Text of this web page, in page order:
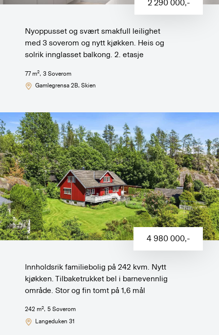
2 290 000,-
Nyoppusset og svært smakfull leilighet
med 3 soverom og nytt kjøkken. Heis og
solrik innglasset balkong. 2. etasje
77 m2, 3Soverom
Gamlegrensa 2B, Skien
4 980 000,-
Innholdsrik familiebolig på 242 kvm. Nytt
kjøkken. Tilbaketrukket bel i barnevennlig
område. Stor og fin tomt på 1,6 mål
242 m2, 5Soverom
Langeduken 31